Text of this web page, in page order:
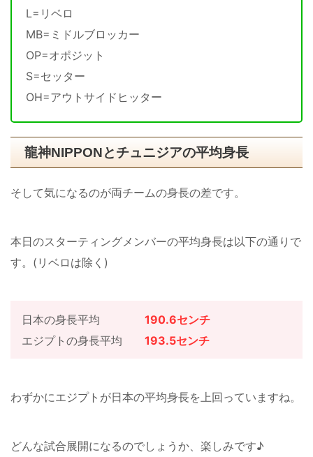
L=リベロ
MB=ミドルブロッカー
OP=オポジット
S=セッター
OH=アウトサイドヒッター
龍神NIPPONとチュニジアの平均身長
そして気になるのが両チームの身長の差です。
本日のスターティングメンバーの平均身長は以下の通りで
す。(リベロは除く)
日本の身長平均 190.6センチ
エジプトの身長平均 193.5センチ
わずかにエジプトが日本の平均身長を上回っていますね。
どんな試合展開になるのでしょうか、楽しみです♪